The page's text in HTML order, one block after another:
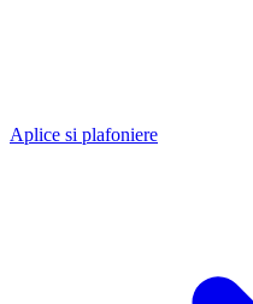
Aplice si plafoniere